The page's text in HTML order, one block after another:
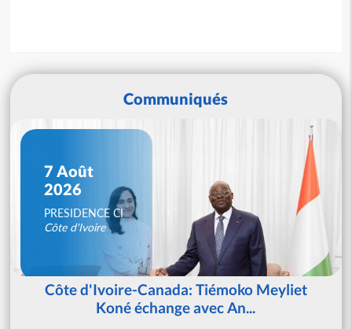
Communiqués
7 Août
2026
PRESIDENCE CI
Côte d'Ivoire
Côte d'Ivoire-Canada: Tiémoko Meyliet
Koné échange avec An...